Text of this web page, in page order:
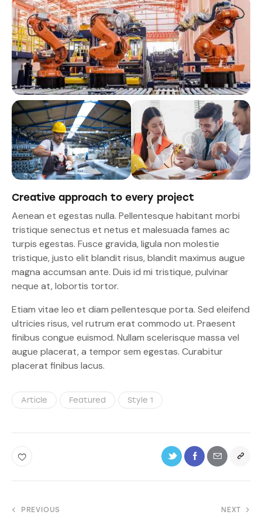
Creative approach to every project
Aenean et egestas nulla. Pellentesque habitant morbi
tristique senectus et netus et malesuada fames ac
turpis egestas. Fusce gravida, ligula non molestie
tristique, justo elit blandit risus, blandit maximus augue
magna accumsan ante. Duis id mi tristique, pulvinar
neque at, lobortis tortor.
Etiam vitae leo et diam pellentesque porta. Sed eleifend
ultricies risus, vel rutrum erat commodo ut. Praesent
finibus congue euismod. Nullam scelerisque massa vel
augue placerat, a tempor sem egestas. Curabitur
placerat finibus lacus.
Article Featured Style 1
PREVIOUS NEXT